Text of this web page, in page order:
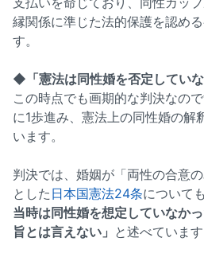
縁関係に準じた法的保護を認め
す。
◆「憲法は同性婚を否定してい
この時点でも画期的な判決なの
に1歩進み、憲法上の同性婚の解
います。
判決では、婚姻が「両性の合意
とした 日本国憲法24条について
当時は同性婚を想定していなか
旨とは言えない」 と述べています